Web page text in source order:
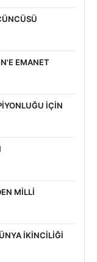
EMANET
İÇİN
MİLLİ
İKİNCİLİĞİ